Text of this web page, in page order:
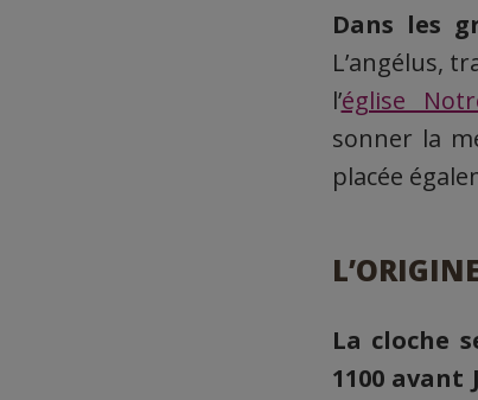
Dans les
L’angélus,
l’église
sonner la
placée
La cloche
1100 avant